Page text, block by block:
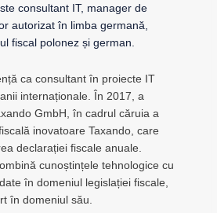
consultant IT, manager de
autorizat în limba germană,
fiscal polonez și german.
ca consultant în proiecte IT
internaționale. În 2017, a
GmbH, în cadrul căruia a
inovatoare Taxando, care
declarației fiscale anuale.
cunoștințele tehnologice cu
în domeniul legislației fiscale,
în domeniul său.